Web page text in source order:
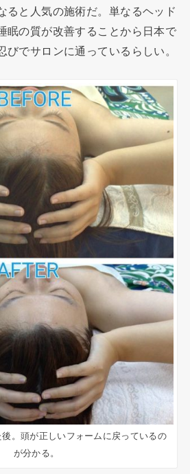
ると人気の施術だ。単なるヘッド
眠の質が改善することから日本で
びでサロンに通っているらしい。
。頭が正しいフォームに戻っているの
が分かる。